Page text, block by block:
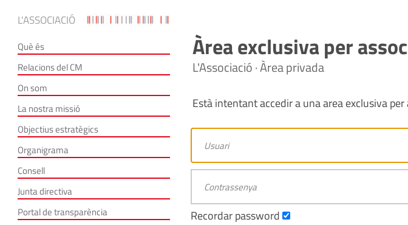
L'ASSOCIACIÓ
Què és
Relacions del CM
On som
La nostra missió
Objectius estratègics
Organigrama
Consell
Junta directiva
Portal de transparència
Àrea exclusiva per
L'Associació · Àrea privada
Està intentant accedir a una area exclusiva
Recordar password